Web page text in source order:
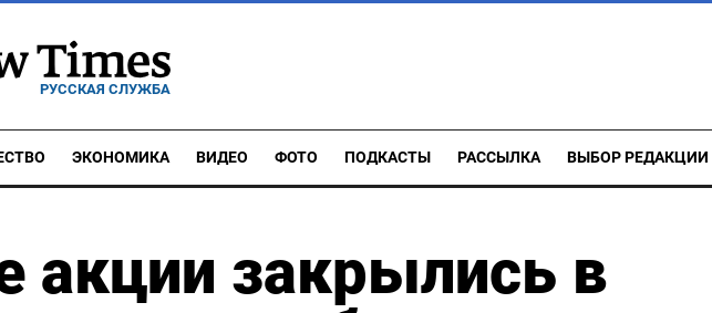
РУССКАЯ СЛУЖБА
ЭКОНОМИКА ВИДЕО ФОТО ПОДКАСТЫ РАССЫЛКА ВЫБОР РЕДАКЦИИ
акции закрылись в